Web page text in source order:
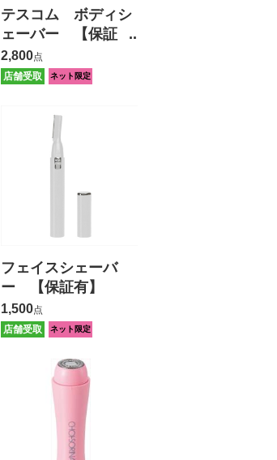
テスコム ボディシ
ェーバー 【保証
有】
2,800点
店舗受取
ネット限定
フェイスシェーバ
ー 【保証有】
1,500点
店舗受取
ネット限定